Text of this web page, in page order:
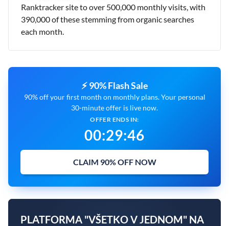
Ranktracker site to over 500,000 monthly visits, with
390,000 of these stemming from organic searches
each month.
⚡ 90% Flash Sale
90% off your first month on monthly plans. Your personal
30-minute offer is live now.
OFFER ENDS IN:
00:29:45
CLAIM 90% OFF NOW
PLATFORMA "VŠETKO V JEDNOM" NA